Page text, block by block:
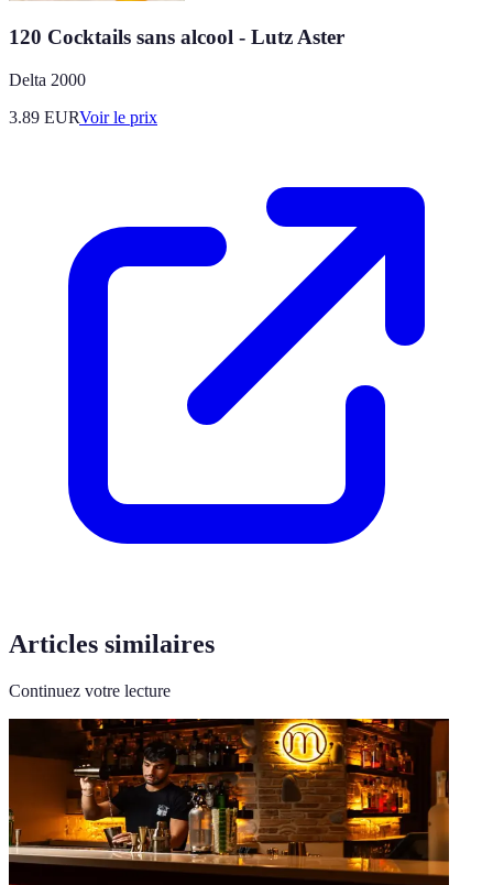
120 Cocktails sans alcool - Lutz Aster
Delta 2000
3.89 EURVoir le prix
Articles similaires
Continuez votre lecture